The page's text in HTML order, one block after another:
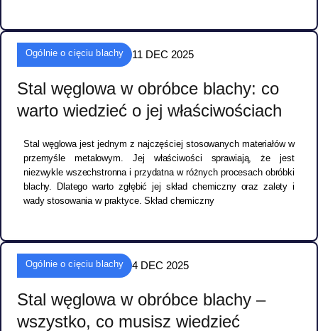
Ogólnie o cięciu blachy 11 DEC 2025
Stal węglowa w obróbce blachy: co
warto wiedzieć o jej właściwościach
Stal węglowa jest jednym z najczęściej stosowanych materiałów w
przemyśle metalowym. Jej właściwości sprawiają, że jest
niezwykle wszechstronna i przydatna w różnych procesach obróbki
blachy. Dlatego warto zgłębić jej skład chemiczny oraz zalety i
wady stosowania w praktyce. Skład chemiczny
Ogólnie o cięciu blachy 4 DEC 2025
Stal węglowa w obróbce blachy –
wszystko, co musisz wiedzieć